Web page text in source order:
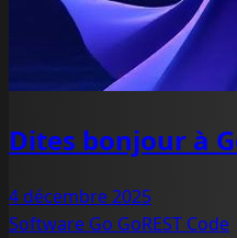
Dites bonjour à
4 décembre 2025
Software Go GoREST Code